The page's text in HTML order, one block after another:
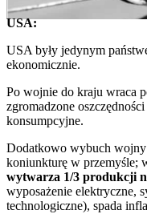
USA:
USA były jedynym
ekonomicznie.
Po wojnie do kraju wraca
zgromadzone
konsumpcyjne.
Dodatkowo wybuch wojny
koniunkturę w przemyśle;
wytwarza 1/3 produkcji
wyposażenie elektryczne,
technologiczne), spada